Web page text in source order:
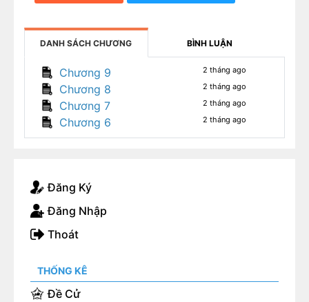
nữ tử da ngăm nhìn trúng huynh ấy, nhưng huynh
ấy lại chê người ta đen chưa đủ. Hôn sự này cứ
lần lữa kéo dài suốt năm năm, giờ cũng lớn tuổi
rồi mà vẫn vò võ một mình, người trong tộc lo
muốn chết. Cho nên hôm nay vừa gặp tiểu thư, ta
chỉ hận không thể tác hợp cho tiểu thư và huynh
ấy ngay lập tức.”
Ta không mấy bận tâm, mỉm cười cho qua. Viện
DANH SÁCH CHƯƠNG BÌNH LUẬN
Chương 9 2 tháng ago
Chương 8 2 tháng ago
Chương 7 2 tháng ago
Chương 6 2 tháng ago
Đăng Ký
Đăng Nhập
Thoát
THỐNG KÊ
Đề Cử